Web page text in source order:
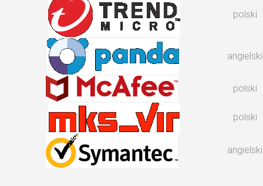
polski
angielski
polski
polski
angielski